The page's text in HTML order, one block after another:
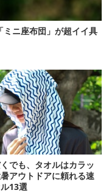
ニ座布団」が超イイ具
くでも、タオルはカラッ
アウトドアに頼れる速
13選